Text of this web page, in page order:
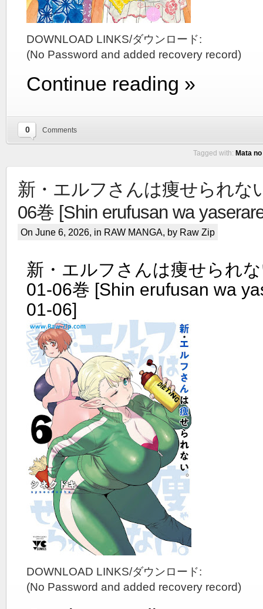
DOWNLOAD LINKS/ダウンロード:
(No Password and added recovery record)
Continue reading »
0 Comments
Tagged with: Mata
新・エルフさんは痩せられな
06巻 [Shin erufusan wa
On June 6, 2026, in RAW MANGA, by Raw Zip
新・エルフさんは痩せられ
01-06巻 [Shin erufusan wa
01-06]
DOWNLOAD LINKS/ダウンロード:
(No Password and added recovery record)